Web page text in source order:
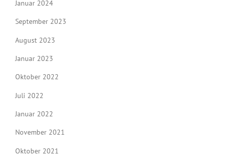
Januar 2024
September 2023
August 2023
Januar 2023
Oktober 2022
Juli 2022
Januar 2022
November 2021
Oktober 2021